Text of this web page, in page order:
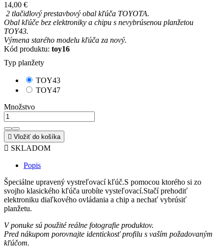
14,00 €
2 tlačidlový prestavbový obal kľúča TOYOTA.
Obal kľúče bez elektroniky a chipu s nevybrúsenou planžetou
TOY43.
Výmena starého modelu kľúča za nový.
Kód produktu: toy16
Typ planžety
TOY43
TOY47
Množstvo
 Vložiť do košíka
 SKLADOM
Popis
Špeciálne upravený vystreľovací kľúč.S pomocou ktorého si zo
svojho klasického kľúča urobíte vysteľovací.Stačí prehodiť
elektroniku diaľkového ovládania a chip a nechať vybrúsiť
planžetu.
V ponuke sú použité reálne fotografie produktov.
Pred nákupom porovnajte identickosť profilu s vaším požadovaným
kľúčom.